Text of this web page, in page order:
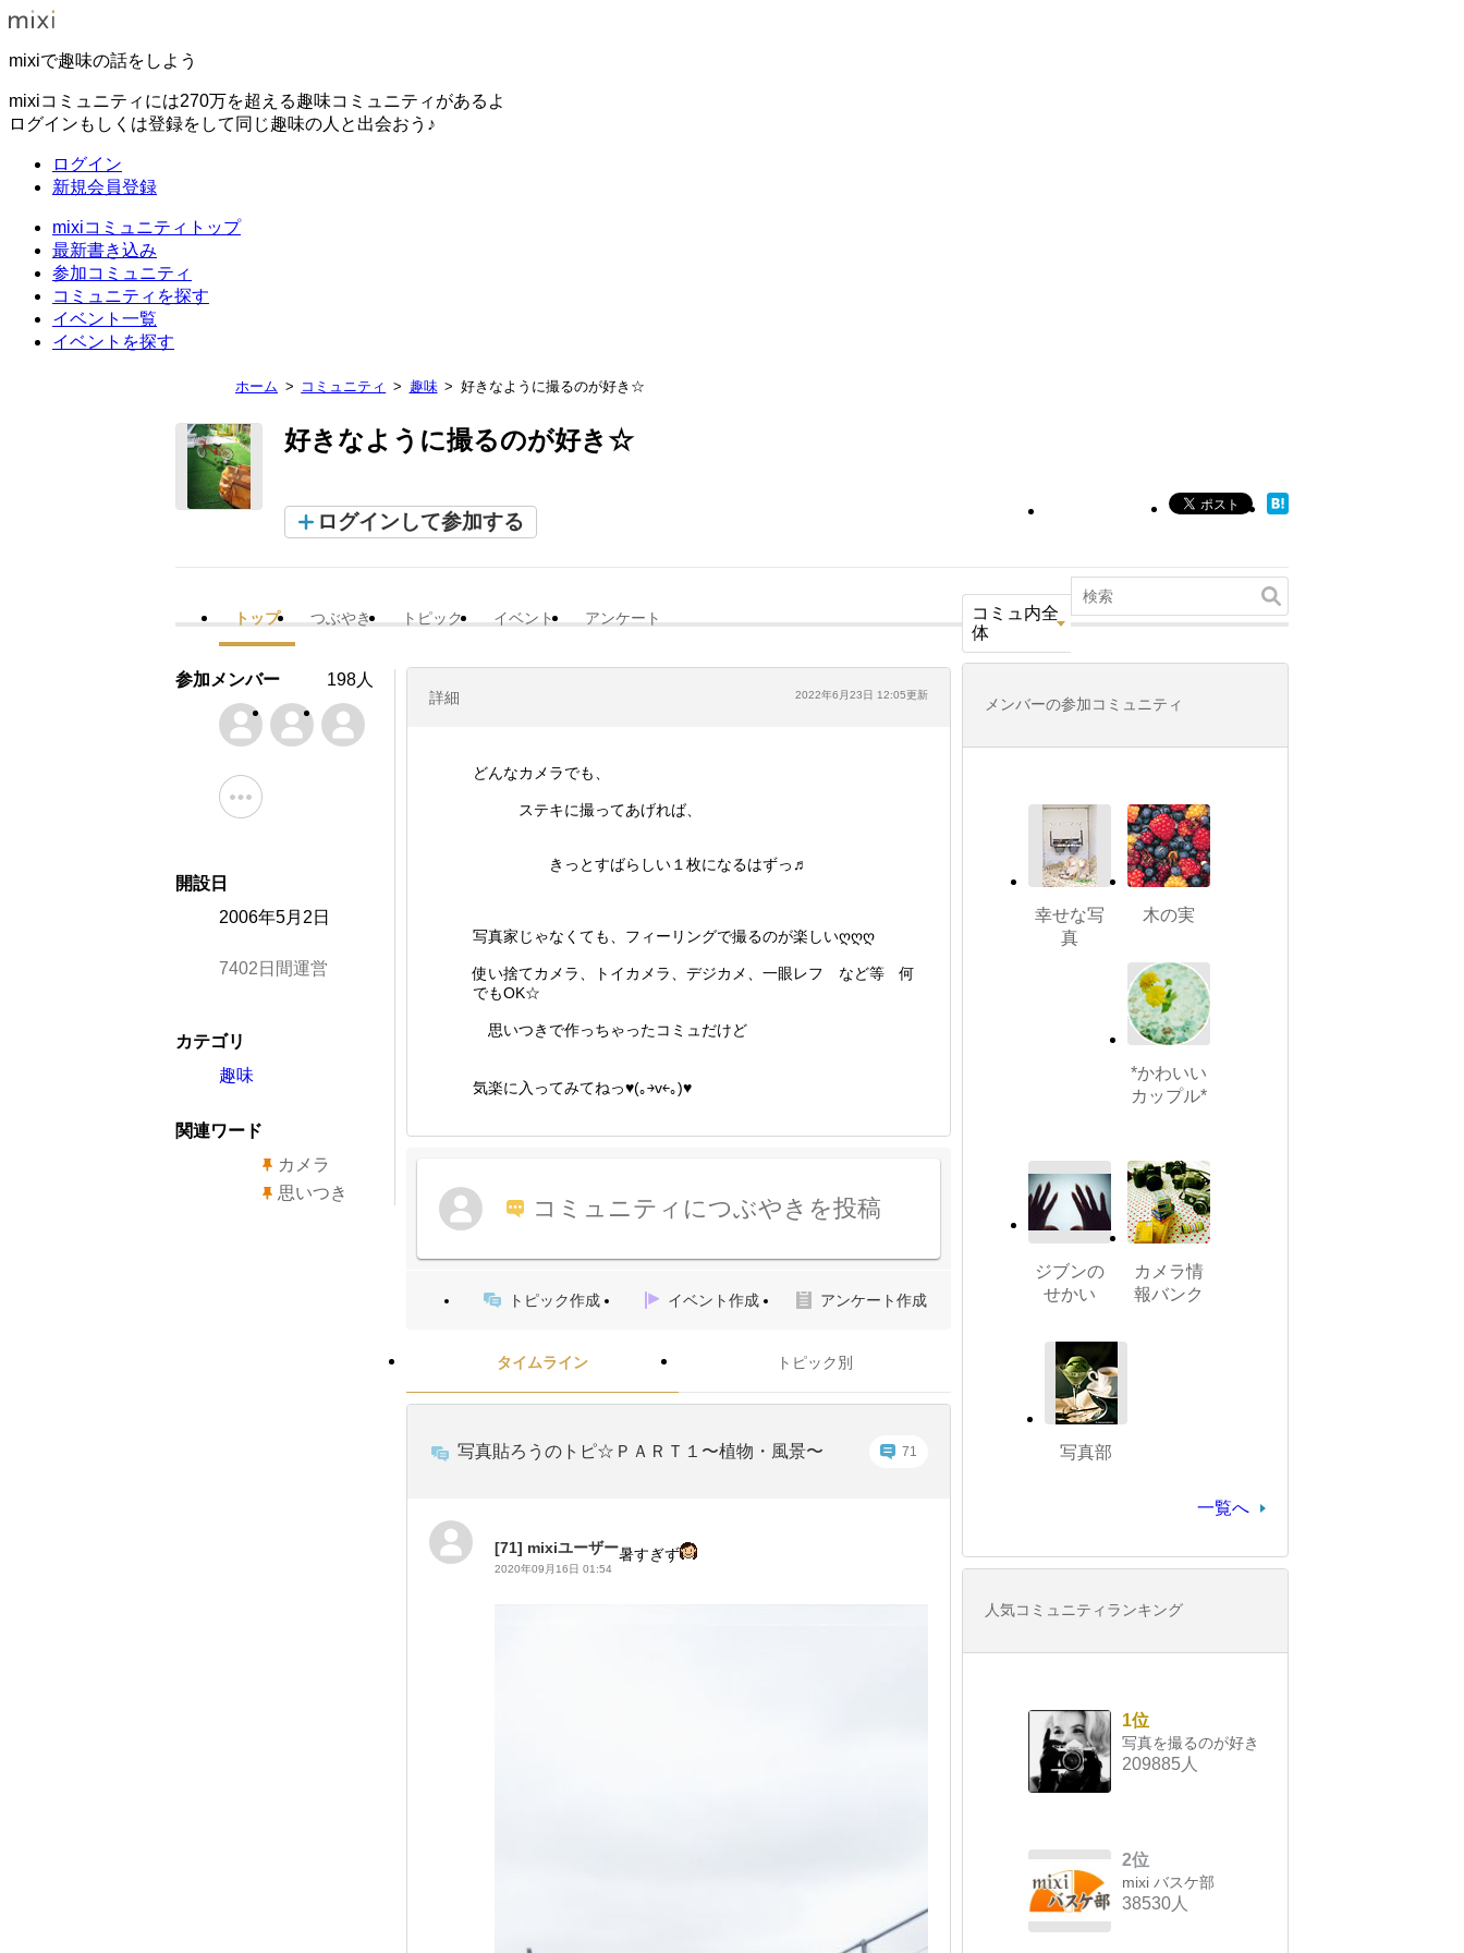
mixiで趣味の話をしよう
mixiコミュニティには270万を超える趣味コミュニティがあるよ
ログインもしくは登録をして同じ趣味の人と出会おう♪
ログイン
新規会員登録
mixiコミュニティトップ
最新書き込み
参加コミュニティ
コミュニティを探す
イベント一覧
イベントを探す
ホーム コミュニティ 趣味 好きなように撮るのが好き☆
好きなように撮るのが好き☆
ログインして参加する
トップ つぶやき トピック イベント アンケート
コミュ内全
体
詳細 2022年6月23日 12:05更新
どんなカメラでも、
ステキに撮ってあげれば、
きっとすばらしい１枚になるはずっ♬
写真家じゃなくても、フィーリングで撮るのが楽しいღღღ
使い捨てカメラ、トイカメラ、デジカメ、一眼レフ など等 何
でもOK☆
思いつきで作っちゃったコミュだけど
気楽に入ってみてねっ♥(｡￫v￩｡)♥
コミュニティにつぶやきを投稿
トピック作成 イベント作成 アンケート作成
タイムライン トピック別
写真貼ろうのトピ☆ＰＡＲＴ１〜植物・風景〜 71
[71] mixiユーザー
2020年09月16日 01:54
暑すぎず
参加メンバー 198人
開設日
2006年5月2日
7402日間運営
カテゴリ
趣味
関連ワード
カメラ
思いつき
メンバーの参加コミュニティ
幸せな写
真
木の実
*かわいい
カップル*
ジブンの
せかい
カメラ情
報バンク
写真部
一覧へ
人気コミュニティランキング
1位
写真を撮るのが好き
209885人
2位
mixi バスケ部
38530人